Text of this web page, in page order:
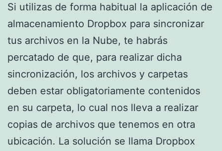
Si utilizas de forma habitual la aplicación de
almacenamiento Dropbox para sincronizar
tus archivos en la Nube, te habrás
percatado de que, para realizar dicha
sincronización, los archivos y carpetas
deben estar obligatoriamente contenidos
en su carpeta, lo cual nos lleva a realizar
copias de archivos que tenemos en otra
ubicación. La solución se llama Dropbox